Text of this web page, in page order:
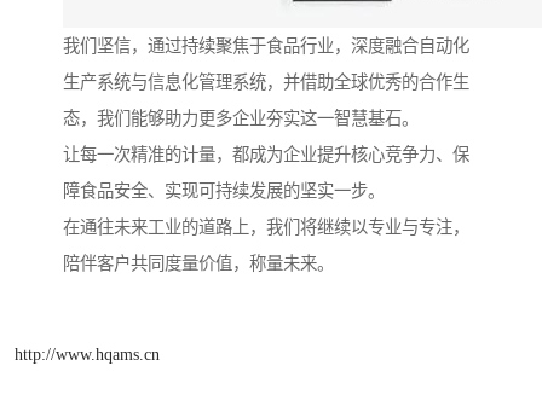
我们坚信，通过持续聚焦于食品行业，深度融合自动化
生产系统与信息化管理系统，并借助全球优秀的合作生
态，我们能够助力更多企业夯实这一智慧基石。
让每一次精准的计量，都成为企业提升核心竞争力、保
障食品安全、实现可持续发展的坚实一步。
在通往未来工业的道路上，我们将继续以专业与专注，
陪伴客户共同度量价值，称量未来。
http://www.hqams.cn